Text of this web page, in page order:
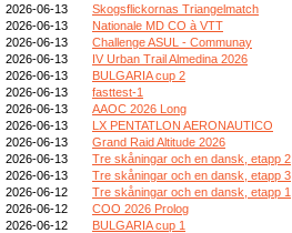
2026-06-13
Skogsflickornas Triangelmatch
2026-06-13
Nationale MD CO à VTT
2026-06-13
Challenge ASUL - Communay
2026-06-13
IV Urban Trail Almedina 2026
2026-06-13
BULGARIA cup 2
2026-06-13
fasttest-1
2026-06-13
AAOC 2026 Long
2026-06-13
LX PENTATLON AERONAUTICO
2026-06-13
Grand Raid Altitude 2026
2026-06-13
Tre skåningar och en dansk, etapp 2
2026-06-13
Tre skåningar och en dansk, etapp 3
2026-06-12
Tre skåningar och en dansk, etapp 1
2026-06-12
COO 2026 Prolog
2026-06-12
BULGARIA cup 1